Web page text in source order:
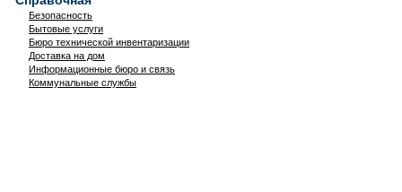
Безопасность
Бытовые услуги
Бюро технической инвентаризации
Доставка на дом
Информационные бюро и связь
Коммунальные службы